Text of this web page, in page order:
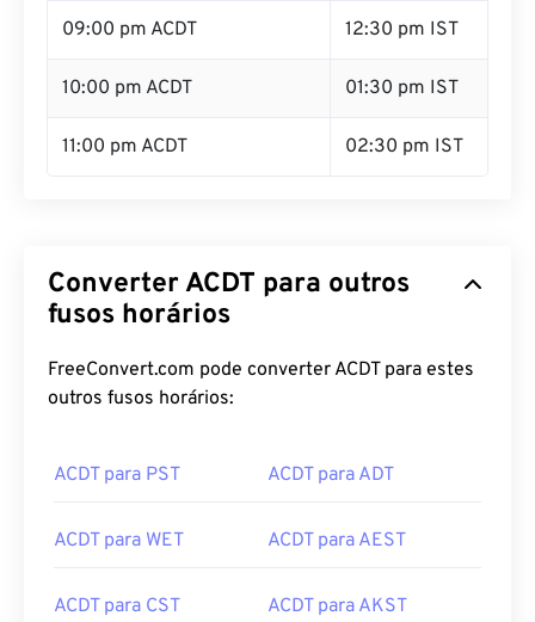
09:00 pm ACDT 12:30 pm IST
10:00 pm ACDT 01:30 pm IST
11:00 pm ACDT 02:30 pm IST
Converter ACDT para outros
fusos horários
FreeConvert.com pode converter ACDT para estes
outros fusos horários:
ACDT para PST ACDT para ADT
ACDT para WET ACDT para AEST
ACDT para CST ACDT para AKST